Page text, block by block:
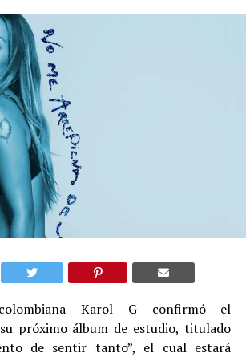
Karol G confirmó el
próximo álbum de estudio, titulado
de sentir tanto”, el cual estará